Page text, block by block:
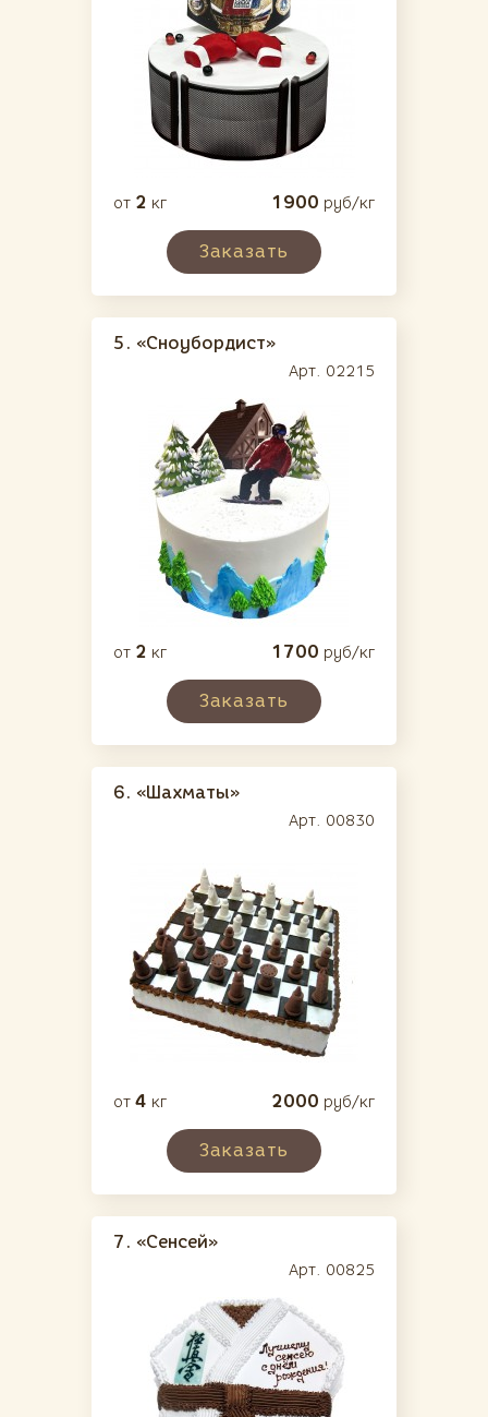
от 2 кг 1900 руб/кг
Заказать
5. «Сноубордист»
Арт. 02215
от 2 кг 1700 руб/кг
Заказать
6. «Шахматы»
Арт. 00830
от 4 кг 2000 руб/кг
Заказать
7. «Сенсей»
Арт. 00825